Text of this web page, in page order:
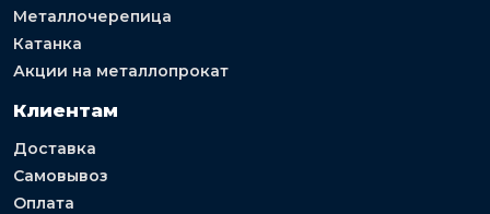
Металлочерепица
Катанка
Акции на металлопрокат
Клиентам
Доставка
Самовывоз
Оплата